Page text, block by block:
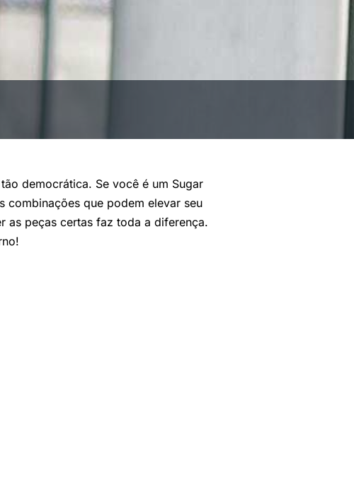
democrática. Se você é um Sugar
combinações que podem elevar seu
as peças certas faz toda a diferença.